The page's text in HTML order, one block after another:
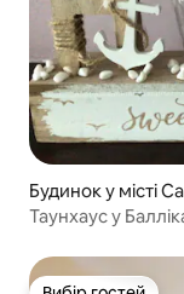
Будинок у місті
Таунхаус у